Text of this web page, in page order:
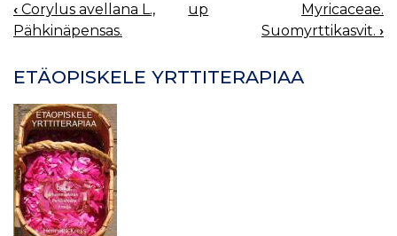
BOOK
NAVIGATION
‹ Corylus avellana L.,
Pähkinäpensas.
up
Myricaceae.
Suomyrttikasvit. ›
ETÄOPISKELE YRTTITERAPIAA